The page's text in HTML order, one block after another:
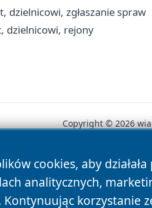
dzielnicowi, zgłaszanie spraw
dzielnicowi, rejony
cookies, aby
analitycznych,
korzystanie
Copyright © 2026
News Autorzy